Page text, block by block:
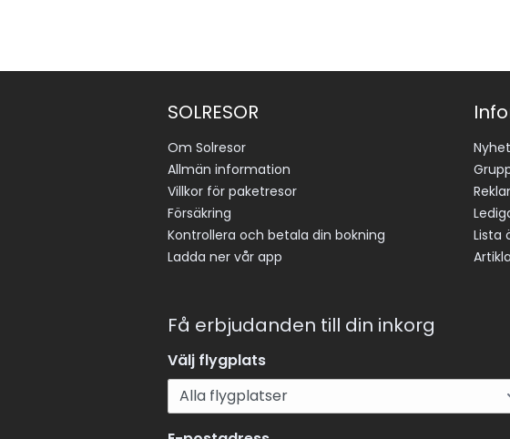
SOLRESOR
Om Solresor
Allmän information
Villkor för paketresor
Försäkring
Kontrollera och betala din bokning
Ladda ner vår app
Lista
Få erbjudanden till din inkorg
Välj flygplats